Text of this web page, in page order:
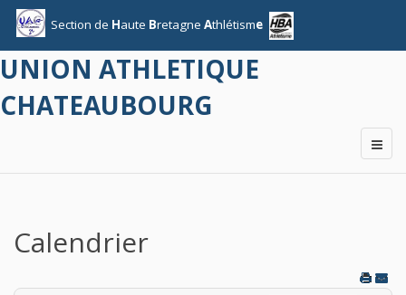
Section de Haute Bretagne Athlétisme
UNION ATHLETIQUE
CHATEAUBOURG
Calendrier